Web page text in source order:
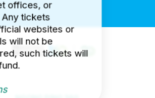
offices, or
tickets
websites or
will not be
such tickets will